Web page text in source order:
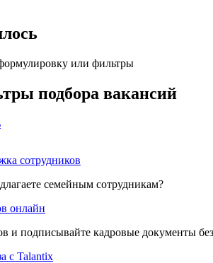
или фильтры
подбора вакансий
сотрудников
семейным сотрудникам?
онлайн
и подписывайте кадровые документы
с Talantix